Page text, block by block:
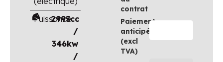
Puissance
2995cc
/
346kw
/
contrat
Paiement
anticipé
(excl
TVA)